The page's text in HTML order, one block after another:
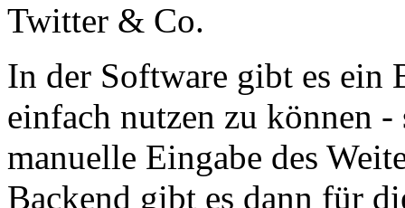
Twitter & Co.
In der Software gibt es ein
einfach nutzen zu können
manuelle Eingabe des
Backend gibt es dann für